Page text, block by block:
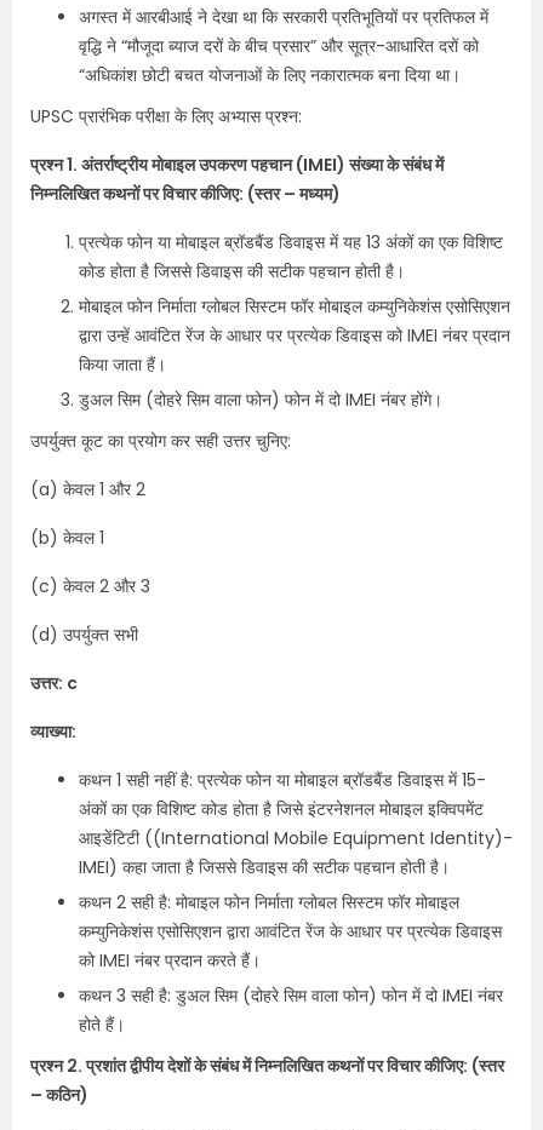
अगस्त में आरबीआई ने देखा था कि सरकारी प्रतिभूतियों पर प्रतिफल में
वृद्धि ने “मौजूदा ब्याज दरों के बीच प्रसार” और सूत्र-आधारित दरों को
“अधिकांश छोटी बचत योजनाओं के लिए नकारात्मक बना दिया था।
UPSC प्रारंभिक परीक्षा के लिए अभ्यास प्रश्न:
प्रश्न 1. अंतर्राष्ट्रीय मोबाइल उपकरण पहचान (IMEI) संख्या के संबंध में
निम्नलिखित कथनों पर विचार कीजिए: (स्तर – मध्यम)
प्रत्येक फोन या मोबाइल ब्रॉडबैंड डिवाइस में यह 13 अंकों का एक विशिष्ट
कोड होता है जिससे डिवाइस की सटीक पहचान होती है।
मोबाइल फोन निर्माता ग्लोबल सिस्टम फॉर मोबाइल कम्युनिकेशंस एसोसिएशन
द्वारा उन्हें आवंटित रेंज के आधार पर प्रत्येक डिवाइस को IMEI नंबर प्रदान
किया जाता हैं।
डुअल सिम (दोहरे सिम वाला फोन) फोन में दो IMEI नंबर होंगे।
उपर्युक्त कूट का प्रयोग कर सही उत्तर चुनिए:
(a) केवल 1 और 2
(b) केवल 1
(c) केवल 2 और 3
(d) उपर्युक्त सभी
उत्तर: c
व्याख्या:
कथन 1 सही नहीं है: प्रत्येक फोन या मोबाइल ब्रॉडबैंड डिवाइस में 15-
अंकों का एक विशिष्ट कोड होता है जिसे इंटरनेशनल मोबाइल इक्विपमेंट
आइडेंटिटी ((International Mobile Equipment Identity)-
IMEI) कहा जाता है जिससे डिवाइस की सटीक पहचान होती है।
कथन 2 सही है: मोबाइल फोन निर्माता ग्लोबल सिस्टम फॉर मोबाइल
कम्युनिकेशंस एसोसिएशन द्वारा आवंटित रेंज के आधार पर प्रत्येक डिवाइस
को IMEI नंबर प्रदान करते हैं।
कथन 3 सही है: डुअल सिम (दोहरे सिम वाला फोन) फोन में दो IMEI नंबर
होते हैं।
प्रश्न 2. प्रशांत द्वीपीय देशों के संबंध में निम्नलिखित कथनों पर विचार कीजिए: (स्तर
– कठिन)